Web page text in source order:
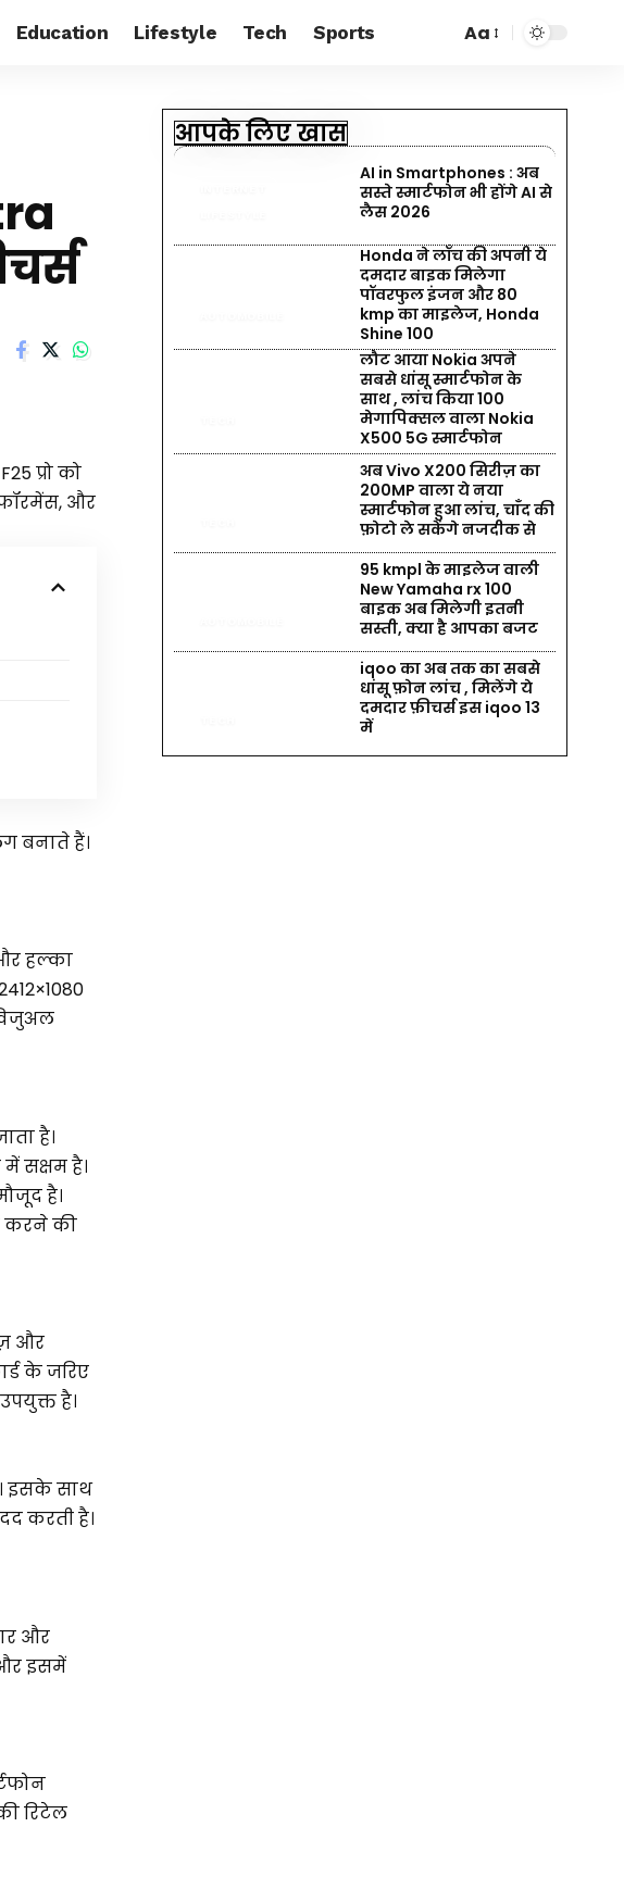
Education Lifestyle Tech Sports Aa
प्रो को
और
बनाते हैं।
हल्का
है।
सक्षम है।
है।
करने की
और
के जरिए
है।
इसके साथ
करती है।
और
और इसमें
रिटेल
आपके लिए खास
AI in Smartphones : अब
सस्ते स्मार्टफोन भी होंगे AI से
लैस 2026
Honda ने लॉंच की अपनी ये
दमदार बाइक मिलेगा
पॉवरफुल इंजन और 80
kmp का माइलेज, Honda
Shine 100
लौट आया Nokia अपने
सबसे धांसू स्मार्टफोन के
साथ , लांच किया 100
मेगापिक्सल वाला Nokia
X500 5G स्मार्टफोन
अब Vivo X200 सिरीज़ का
200MP वाला ये नया
स्मार्टफोन हुआ लांच, चाँद की
फ़ोटो ले सकेंगे नजदीक से
95 kmpl के माइलेज वाली
New Yamaha rx 100
बाइक अब मिलेगी इतनी
सस्ती, क्या है आपका बजट
iqoo का अब तक का सबसे
धांसू फ़ोन लांच , मिलेंगे ये
दमदार फ़ीचर्स इस iqoo 13
में